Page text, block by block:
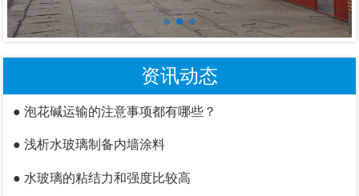
资讯动态
● 泡花碱运输的注意事项都有哪些？
● 浅析水玻璃制备内墙涂料
● 水玻璃的粘结力和强度比较高